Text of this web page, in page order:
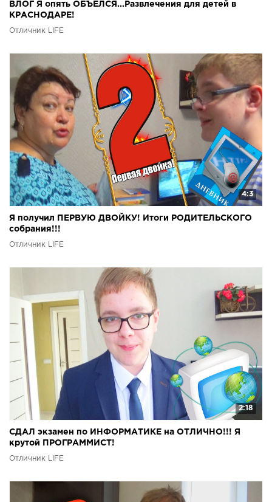
ВЛОГ Я опять ОБЪЕЛСЯ...Развлечения для детей в
КРАСНОДАРЕ!
Отличник LIFE
4:3
Я получил ПЕРВУЮ ДВОЙКУ! Итоги РОДИТЕЛЬСКОГО
собрания!!!
Отличник LIFE
2:18
СДАЛ экзамен по ИНФОРМАТИКЕ на ОТЛИЧНО!!! Я
крутой ПРОГРАММИСТ!
Отличник LIFE